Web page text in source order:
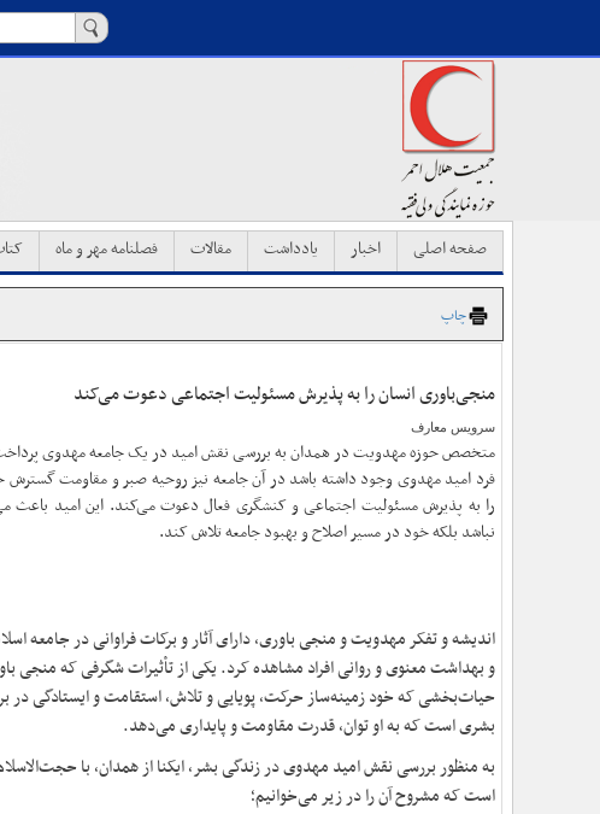
صفحه اصلی اخبار یادداشت مقالات فصلنامه مهر و ماه
چاپ
منجی‌باوری انسان را به پذیرش مسئولیت اجتماعی دعوت می‌کند
سرویس معارف
متخصص حوزه مهدویت در همدان به بررسی نقش امید در یک جامعه مهدوی
فرد امید مهدوی وجود داشته باشد در آن جامعه نیز روحیه صبر و مقاومت گسترش
را به پذیرش مسئولیت اجتماعی و کنشگری فعال دعوت می‌کند. این امید باعث
نباشد بلکه خود در مسیر اصلاح و بهبود جامعه تلاش کند.
اندیشه و تفکر مهدویت و منجی باوری، دارای آثار و برکات فراوانی در جامعه
و بهداشت معنوی و روانی افراد مشاهده کرد. یکی از تأثیرات شگرفی که منجی
حیات‌بخشی که خود زمینه‌ساز حرکت، پویایی و تلاش، استقامت و ایستادگی در
بشری است که به او توان، قدرت مقاومت و پایداری می‌دهد.
به منظور بررسی نقش امید مهدوی در زندگی بشر، ایکنا از همدان، با
است که مشروح آن را در زیر می‌خوانیم؛